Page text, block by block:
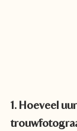
1. Hoeveel